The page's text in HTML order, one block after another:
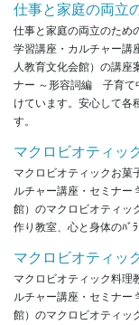
仕事と家庭の両立
仕事と家庭の両立のため
学習講座・カルチャー講
人教育文化会館）の講座
ナー ～形容詞編 子育て
けています。安心して各
す。
マクロビオティッ
マクロビオティックお菓
ルチャー講座・セミナー
館）のマクロビオティッ
作り教室、心と身体のﾊﾞ
マクロビオティッ
マクロビオティック料理
ルチャー講座・セミナー
館）のマクロビオティッ